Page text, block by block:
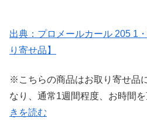
出典：プロメールカール 205 1
り寄せ品】
※こちらの商品はお取り寄せ品
なり、通常1週間程度、お時間
きを読む